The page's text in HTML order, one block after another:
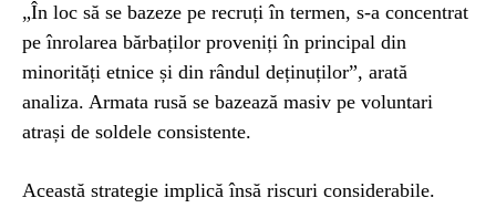
„În loc să se bazeze pe recruți în termen, s-a concentrat
pe înrolarea bărbaților proveniți în principal din
minorități etnice și din rândul deținuților”, arată
analiza. Armata rusă se bazează masiv pe voluntari
atrași de soldele consistente.
Această strategie implică însă riscuri considerabile.